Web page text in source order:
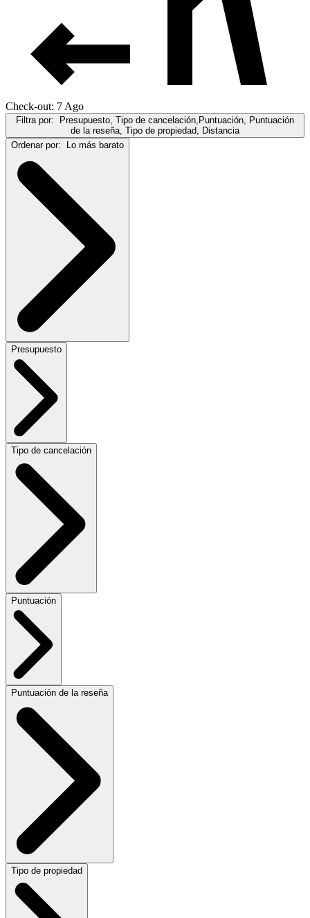
Check-out: 7 Ago
Filtra por: Presupuesto, Tipo de cancelación,Puntuación, Puntuación
de la reseña, Tipo de propiedad, Distancia
Ordenar por: Lo más barato
Presupuesto
Tipo de cancelación
Puntuación
Puntuación de la reseña
Tipo de propiedad